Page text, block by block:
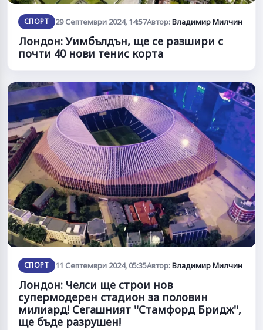
СПОРТ 29 Септември 2024, 14:57Автор:Владимир Милчин
Лондон: Уимбълдън, ще се разшири с
почти 40 нови тенис корта
СПОРТ 11 Септември 2024, 05:35Автор:Владимир Милчин
Лондон: Челси ще строи нов
супермодерен стадион за половин
милиард! Сегашният ''Стамфорд Бридж'',
ще бъде разрушен!